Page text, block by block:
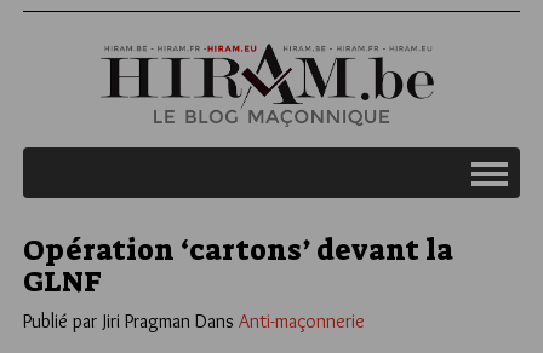
Opération ‘cartons’ devant la
GLNF
Publié par Jiri Pragman Dans Anti-maçonnerie